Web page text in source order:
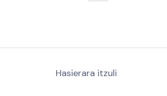
Hasierara itzuli